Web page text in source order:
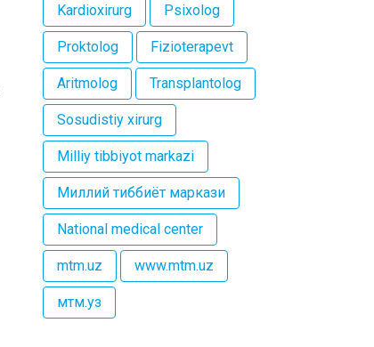
Kardioxirurg Psixolog
Proktolog Fizioterapevt
Aritmolog Transplantolog
Sosudistiy xirurg
Milliy tibbiyot markazi
Миллий тиббиёт маркази
National medical center
mtm.uz www.mtm.uz
мтм.уз